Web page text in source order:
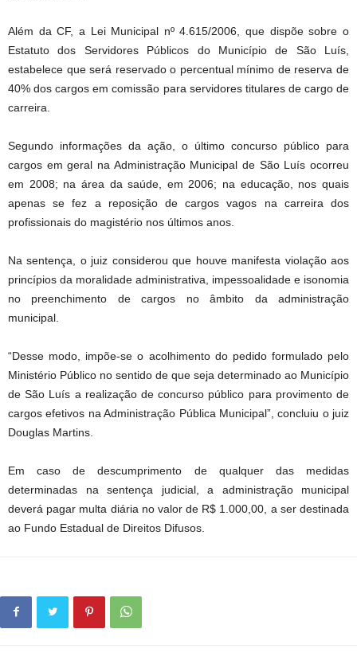
Além da CF, a Lei Municipal nº 4.615/2006, que dispõe sobre o
Estatuto dos Servidores Públicos do Município de São Luís,
estabelece que será reservado o percentual mínimo de reserva de
40% dos cargos em comissão para servidores titulares de cargo de
carreira.
Segundo informações da ação, o último concurso público para
cargos em geral na Administração Municipal de São Luís ocorreu
em 2008; na área da saúde, em 2006; na educação, nos quais
apenas se fez a reposição de cargos vagos na carreira dos
profissionais do magistério nos últimos anos.
Na sentença, o juiz considerou que houve manifesta violação aos
princípios da moralidade administrativa, impessoalidade e isonomia
no preenchimento de cargos no âmbito da administração
municipal.
“Desse modo, impõe-se o acolhimento do pedido formulado pelo
Ministério Público no sentido de que seja determinado ao Município
de São Luís a realização de concurso público para provimento de
cargos efetivos na Administração Pública Municipal”, concluiu o juiz
Douglas Martins.
Em caso de descumprimento de qualquer das medidas
determinadas na sentença judicial, a administração municipal
deverá pagar multa diária no valor de R$ 1.000,00, a ser destinada
ao Fundo Estadual de Direitos Difusos.